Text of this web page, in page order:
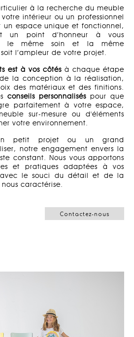
à la recherche du meuble
intérieur ou un professionnel
un espace unique et fonctionnel,
un point d’honneur à vous
le même soin et la même
l’ampleur de votre projet.
est à vos côtés à chaque étape
la conception à la réalisation,
des matériaux et des finitions.
conseils personnalisés pour que
parfaitement à votre espace,
sur-mesure ou d'éléments
votre environnement.
petit projet ou un grand
notre engagement envers la
constant. Nous vous apportons
et pratiques adaptées à vos
avec le souci du détail et de la
caractérise.
Contactez-nous